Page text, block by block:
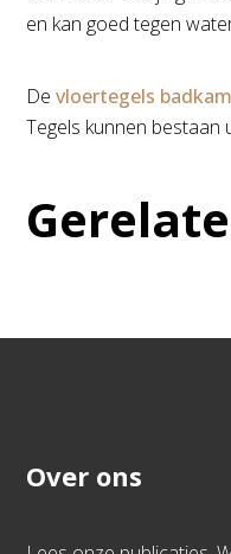
en kan goed tegen
De vloertegels
Tegels kunnen bestaan
Over ons